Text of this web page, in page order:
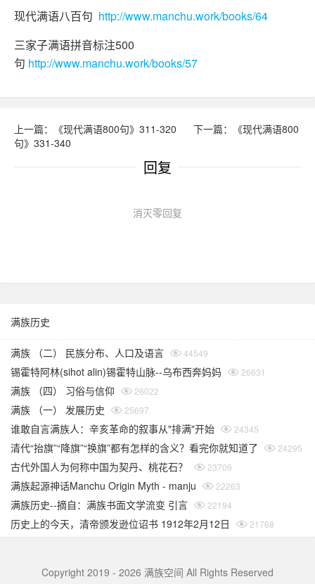
现代满语八百句 http://www.manchu.work/books/64
三家子满语拼音标注500
句 http://www.manchu.work/books/57
上一篇：《现代满语800句》311-320
下一篇：《现代满语800
句》331-340
回复
消灭零回复
满族历史
满族 （二） 民族分布、人口及语言 44549
锡霍特阿林(sihot alin)锡霍特山脉--乌布西奔妈妈 26631
满族 （四） 习俗与信仰 26022
满族 （一） 发展历史 25697
谁敢自言满族人：辛亥革命的叙事从"排满"开始 24345
清代“抬旗”“降旗”“换旗”都有怎样的含义？看完你就知道了 24295
古代外国人为何称中国为契丹、桃花石？ 23709
满族起源神话Manchu Origin Myth - manju 22263
满族历史--摘自：满族书面文学流变 引言 22194
历史上的今天，清帝颁发逊位诏书 1912年2月12日 21768
Copyright 2019 - 2026 满族空间 All Rights Reserved